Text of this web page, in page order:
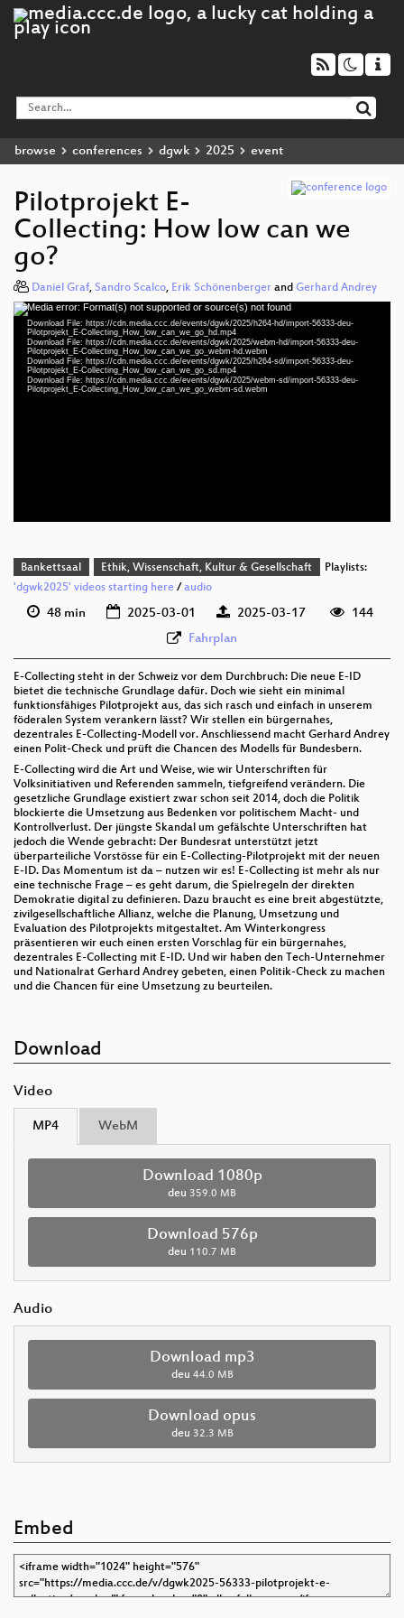
browse conferences dgwk 2025 event
Pilotprojekt E-
Collecting: How low can we
go?
Daniel Graf, Sandro Scalco, Erik Schönenberger and Gerhard Andrey
Video
Player
Media error: Format(s) not supported or source(s) not found
Download File: https://cdn.media.ccc.de/events/dgwk/2025/h264-hd/import-56333-deu-
Pilotprojekt_E-Collecting_How_low_can_we_go_hd.mp4
Download File: https://cdn.media.ccc.de/events/dgwk/2025/webm-hd/import-56333-deu-
Pilotprojekt_E-Collecting_How_low_can_we_go_webm-hd.webm
Download File: https://cdn.media.ccc.de/events/dgwk/2025/h264-sd/import-56333-deu-
Pilotprojekt_E-Collecting_How_low_can_we_go_sd.mp4
Download File: https://cdn.media.ccc.de/events/dgwk/2025/webm-sd/import-56333-deu-
Pilotprojekt_E-Collecting_How_low_can_we_go_webm-sd.webmdeu 1080p (mp4)
Bankettsaal Ethik, Wissenschaft, Kultur & Gesellschaft
Playlists:
'dgwk2025' videos starting here /audio
48 min 2025-03-01 2025-03-17
144
Fahrplan
E-Collecting steht in der Schweiz vor dem Durchbruch: Die neue E-ID
bietet die technische Grundlage dafür. Doch wie sieht ein minimal
funktionsfähiges Pilotprojekt aus, das sich rasch und einfach in unserem
föderalen System verankern lässt? Wir stellen ein bürgernahes,
dezentrales E-Collecting-Modell vor. Anschliessend macht Gerhard Andrey
einen Polit-Check und prüft die Chancen des Modells für Bundesbern.
E-Collecting wird die Art und Weise, wie wir Unterschriften für
Volksinitiativen und Referenden sammeln, tiefgreifend verändern. Die
gesetzliche Grundlage existiert zwar schon seit 2014, doch die Politik
blockierte die Umsetzung aus Bedenken vor politischem Macht- und
Kontrollverlust. Der jüngste Skandal um gefälschte Unterschriften hat
jedoch die Wende gebracht: Der Bundesrat unterstützt jetzt
überparteiliche Vorstösse für ein E-Collecting-Pilotprojekt mit der neuen
E-ID. Das Momentum ist da – nutzen wir es! E-Collecting ist mehr als nur
eine technische Frage – es geht darum, die Spielregeln der direkten
Demokratie digital zu definieren. Dazu braucht es eine breit abgestützte,
zivilgesellschaftliche Allianz, welche die Planung, Umsetzung und
Evaluation des Pilotprojekts mitgestaltet. Am Winterkongress
präsentieren wir euch einen ersten Vorschlag für ein bürgernahes,
dezentrales E-Collecting mit E-ID. Und wir haben den Tech-Unternehmer
und Nationalrat Gerhard Andrey gebeten, einen Politik-Check zu machen
und die Chancen für eine Umsetzung zu beurteilen.
Download
Video
MP4 WebM
Download 1080p
deu 359.0 MB
Download 576p
deu 110.7 MB
Audio
Download mp3
deu 44.0 MB
Download opus
deu 32.3 MB
Embed